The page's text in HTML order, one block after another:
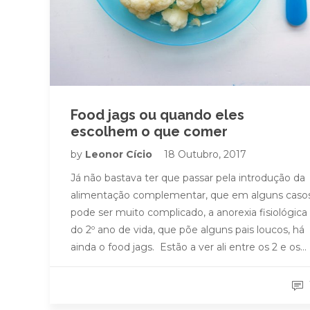
Food jags ou quando eles
escolhem o que comer
by Leonor Cício
18 Outubro, 2017
Já não bastava ter que passar pela introdução da
alimentação complementar, que em alguns
pode ser muito complicado, a anorexia fisiológica
do 2º ano de vida, que põe alguns pais loucos, há
ainda o food jags. Estão a ver ali entre os 2 e os…